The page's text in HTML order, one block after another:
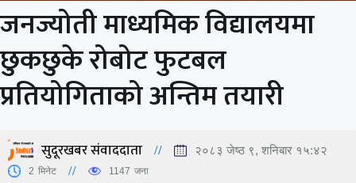
जनज्योती माध्यमिक विद्यालयमा
छुकछुके रोबोट फुटबल
प्रतियोगिताको अन्तिम तयारी
सुदूरखबर संवाददाता २०८३ जेष्ठ ९, शनिबार १५:४२
2 मिनेट 1147 जना